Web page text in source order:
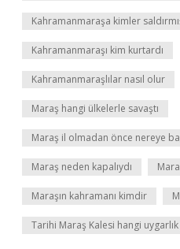
Kahramanmaraşa kimler
Kahramanmaraşı kim kurtardı
Kahramanmaraşlılar nasıl olur
Maraş hangi ülkelerle savaştı
Maraş il olmadan önce nereye
Maraş neden kapalıydı
Maraşın kahramanı kimdir
Tarihi Maraş Kalesi hangi uygarlık